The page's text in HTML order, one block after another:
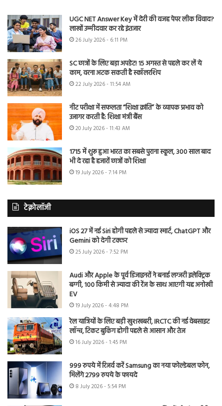
UGC NET Answer Key में देरी की वजह पेपर लीक विवाद?
लाखों उम्मीदवार कर रहे इंतजार
26 July 2026 - 6:11 PM
SC छात्रों के लिए बड़ा अपडेट! 15 अगस्त से पहले कर लें ये
काम, वरना अटक सकती है स्कॉलरशिप
22 July 2026 - 11:54 AM
नीट परीक्षा में सफलता “शिक्षा क्रांति” के व्यापक प्रभाव को
उजागर करती है: शिक्षा मंत्री बैंस
20 July 2026 - 11:43 AM
1715 में शुरू हुआ भारत का सबसे पुराना स्कूल, 300 साल बाद
भी दे रहा है हजारों छात्रों को शिक्षा
19 July 2026 - 7:14 PM
टेक्नोलॉजी
iOS 27 में नई Siri होगी पहले से ज्यादा स्मार्ट, ChatGPT और
Gemini को देगी टक्कर
25 July 2026 - 7:52 PM
Audi और Apple के पूर्व डिजाइनरों ने बनाई लग्जरी इलेक्ट्रिक
बग्गी, 100 किमी से ज्यादा की रेंज के साथ आएगी यह अनोखी
EV
19 July 2026 - 4:48 PM
रेल यात्रियों के लिए बड़ी खुशखबरी, IRCTC की नई वेबसाइट
लॉन्च, टिकट बुकिंग होगी पहले से आसान और तेज
16 July 2026 - 1:45 PM
999 रुपये में रिजर्व करें Samsung का नया फोल्डेबल फोन,
मिलेंगे 2799 रुपये के फायदे
8 July 2026 - 5:54 PM